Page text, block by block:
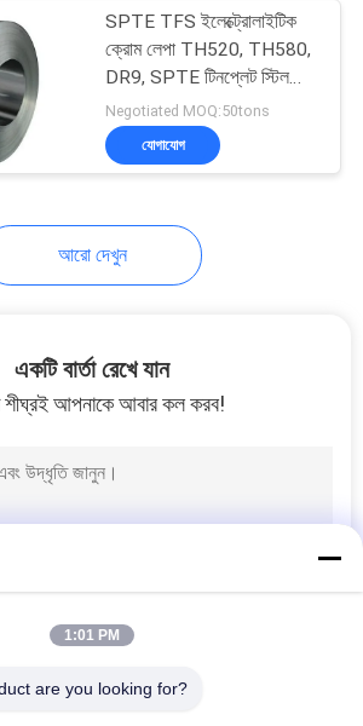
SPTE TFS ইলেক্ট্রোলাইটিক
ক্রোম লেপা TH520, TH580,
DR9, SPTE টিনপ্লেট স্টিল
কুণ্ডলী
Negotiated MOQ:50tons
যোগাযোগ
আরো দেখুন
একটি বার্তা রেখে যান
আপনাকে আবার কল করব!
1:01 PM
are you looking for?